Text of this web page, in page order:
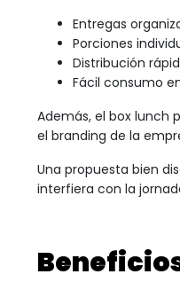
Entregas
Porciones
Distribución
Fácil consumo
Además, el box lunch
el branding de la
Una propuesta bien
interfiera con la